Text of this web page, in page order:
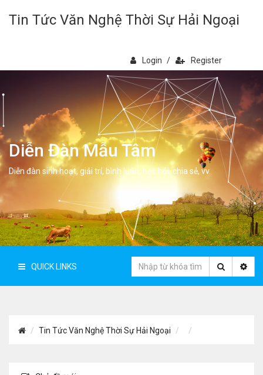
Tin Tức Văn Nghệ Thời Sự Hải Ngoại
Login / Register
Diễn Đàn Mẫu Tâm
Diễn đàn sinh hoạt, giải trí, bình luân, học hỏi, chia sẻ, vv.
QUICK LINKS
Tin Tức Văn Nghệ Thời Sự Hải Ngoại